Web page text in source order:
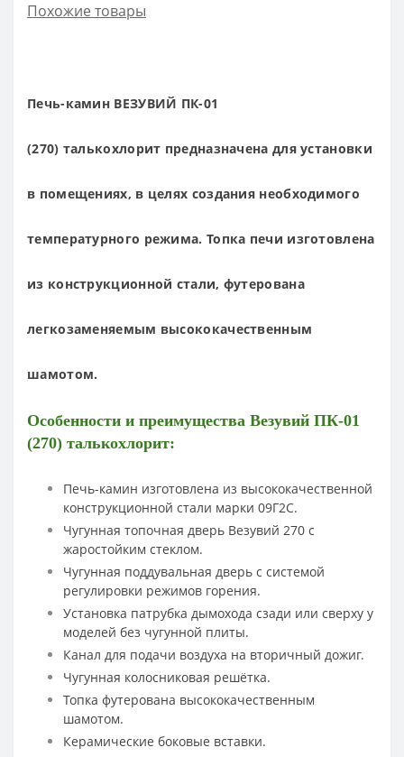
Похожие товары
Печь-камин ВЕЗУВИЙ ПК-01
(270) талькохлорит предназначена для установки
в помещениях, в целях создания необходимого
температурного режима. Топка печи изготовлена
из конструкционной стали, футерована
легкозаменяемым высококачественным
шамотом.
Особенности и преимущества Везувий ПК-01
(270) талькохлорит:
Печь-камин изготовлена из высококачественной
конструкционной стали марки 09Г2С.
Чугунная топочная дверь Везувий 270 с
жаростойким стеклом.
Чугунная поддувальная дверь с системой
регулировки режимов горения.
Установка патрубка дымохода сзади или сверху у
моделей без чугунной плиты.
Канал для подачи воздуха на вторичный дожиг.
Чугунная колосниковая решётка.
Топка футерована высококачественным
шамотом.
Керамические боковые вставки.